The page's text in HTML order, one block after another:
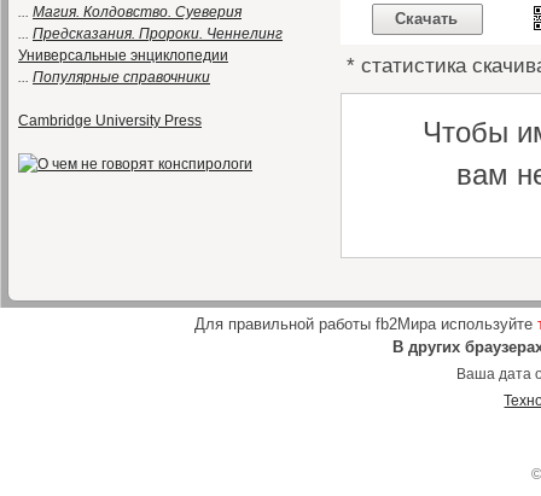
... Магия. Колдовство. Суеверия
... Предсказания. Пророки. Ченнелинг
Универсальные энциклопедии
... Популярные справочники
Cambridge University Press
Скачать
* статистика
Чтобы
вам
Для правильной работы fb2Мира используйте
В других
Ваша дата